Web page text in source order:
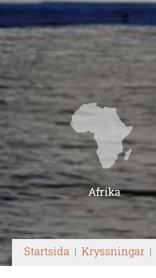
Afrika
Startsida | Kryssningar |